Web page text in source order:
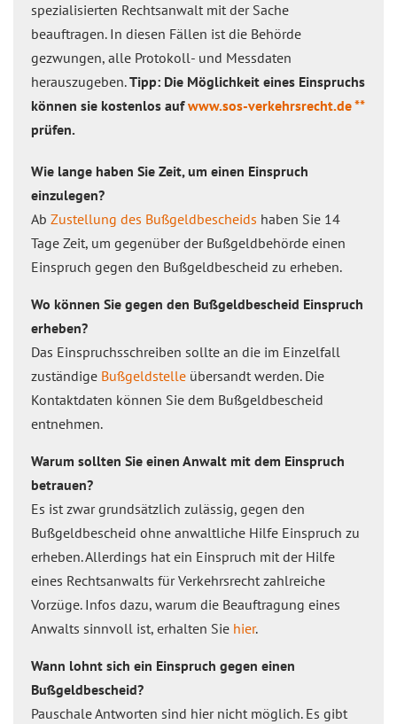
spezialisierten Rechtsanwalt mit der Sache
beauftragen. In diesen Fällen ist die Behörde
gezwungen, alle Protokoll- und Messdaten
herauszugeben.Tipp: Die Möglichkeit eines Einspruchs
können sie kostenlos aufwww.sos-verkehrsrecht.de **
prüfen.
Wie lange haben Sie Zeit, um einen Einspruch
einzulegen?
Ab Zustellung des Bußgeldbescheids haben Sie 14
Tage Zeit, um gegenüber der Bußgeldbehörde einen
Einspruch gegen den Bußgeldbescheid zu erheben.
Wo können Sie gegen den Bußgeldbescheid Einspruch
erheben?
Das Einspruchsschreiben sollte an die im Einzelfall
zuständige Bußgeldstelle übersandt werden. Die
Kontaktdaten können Sie dem Bußgeldbescheid
entnehmen.
Warum sollten Sie einen Anwalt mit dem Einspruch
betrauen?
Es ist zwar grundsätzlich zulässig, gegen den
Bußgeldbescheid ohne anwaltliche Hilfe Einspruch zu
erheben. Allerdings hat ein Einspruch mit der Hilfe
eines Rechtsanwalts für Verkehrsrecht zahlreiche
Vorzüge. Infos dazu, warum die Beauftragung eines
Anwalts sinnvoll ist, erhalten Sie hier.
Wann lohnt sich ein Einspruch gegen einen
Bußgeldbescheid?
Pauschale Antworten sind hier nicht möglich. Es gibt